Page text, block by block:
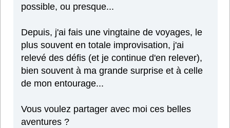
possible, ou presque...
Depuis, j'ai fais une vingtaine de voyages, le
plus souvent en totale improvisation, j'ai
relevé des défis (et je continue d'en relever),
bien souvent à ma grande surprise et à celle
de mon entourage...
Vous voulez partager avec moi ces belles
aventures ?